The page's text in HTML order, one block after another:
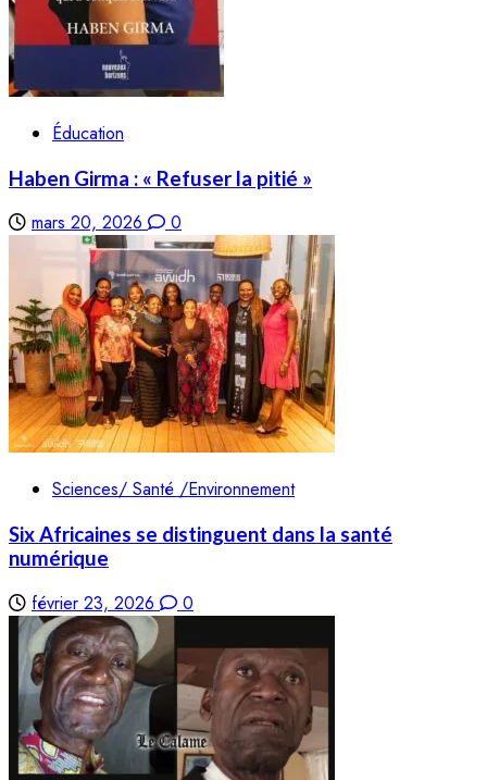
Éducation
Haben Girma : « Refuser la pitié »
mars 20, 2026 0
Sciences/ Santé /Environnement
Six Africaines se distinguent dans la santé
numérique
février 23, 2026 0